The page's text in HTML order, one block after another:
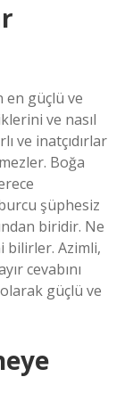
en güçlü ve
ve nasıl
ve inatçıdırlar
Boğa
şüphesiz
biridir. Ne
bilirler. Azimli,
cevabını
güçlü ve